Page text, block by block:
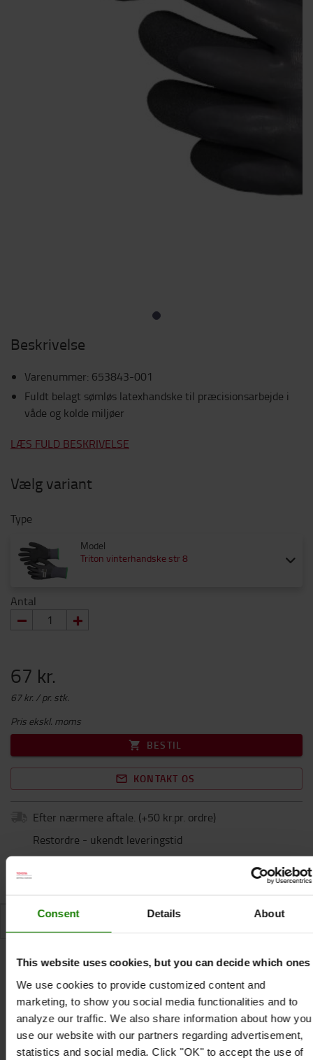
Consent Details About
This website uses cookies, but you can decide which ones
We use cookies to provide customized content and
marketing, to show you social media functionalities and to
analyze our traffic. We also share information about how you
use our website with our partners regarding advertisement,
statistics and social media. Click "OK" to accept the use of
Beskrivelse
Varenummer: 653843-001
Fuldt belagt sømløs latexhandske til præcisionsarbejde i
våde og kolde miljøer
LÆS FULD BESKRIVELSE
Vælg variant
Type
Model
Triton vinterhandske str 8
Antal
67 kr.
67 kr. / pr. stk.
Pris ekskl. moms
BESTIL
KONTAKT OS
Efter nærmere aftale. (+50 kr.pr. ordre)
Restordre - ukendt leveringstid
SPECIFIKATION
Specifikation
Beskyttelseshandske med to lag latex.